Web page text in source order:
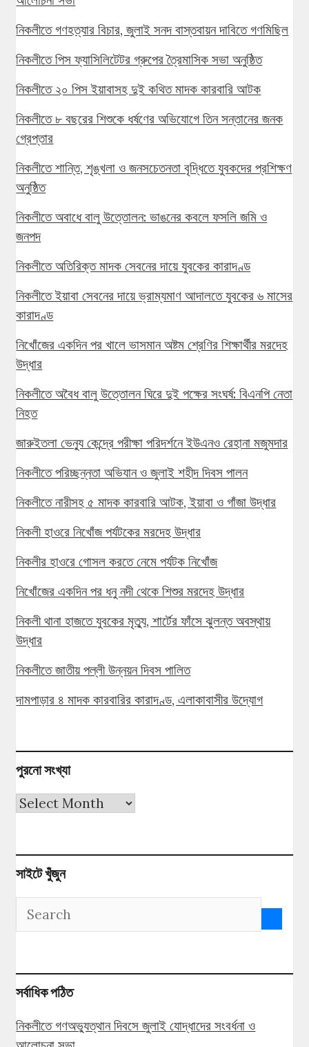
নিকলীতে গণহত্যার বিচার, জুলাই সনদ বাস্তবায়ন দাবিতে গণমিছিল
নিকলীতে পিস ফ্যাসিলিটেটর গ্রুপের ত্রৈমাসিক সভা অনুষ্ঠিত
নিকলীতে ২০ পিস ইয়াবাসহ দুই কথিত মাদক কারবারি আটক
নিকলীতে ৮ বছরের শিশুকে ধর্ষণের অভিযোগে তিন সন্তানের জনক
গ্রেপ্তার
নিকলীতে শান্তি, শৃঙ্খলা ও জনসচেতনতা বৃদ্ধিতে যুবকদের প্রশিক্ষণ
অনুষ্ঠিত
নিকলীতে অবাধে বালু উত্তোলন: ভাঙনের কবলে ফসলি জমি ও
জনপদ
নিকলীতে অতিরিক্ত মাদক সেবনের দায়ে যুবকের কারাদণ্ড
নিকলীতে ইয়াবা সেবনের দায়ে ভ্রাম্যমাণ আদালতে যুবকের ৬ মাসের
কারাদণ্ড
নিখোঁজের একদিন পর খালে ভাসমান অষ্টম শ্রেণির শিক্ষার্থীর মরদেহ
উদ্ধার
নিকলীতে অবৈধ বালু উত্তোলন ঘিরে দুই পক্ষের সংঘর্ষ: বিএনপি নেতা
নিহত
জারুইতলা ভেন্যু কেন্দ্রে পরীক্ষা পরিদর্শনে ইউএনও রেহানা মজুমদার
নিকলীতে পরিচ্ছন্নতা অভিযান ও জুলাই শহীদ দিবস পালন
নিকলীতে নারীসহ ৫ মাদক কারবারি আটক, ইয়াবা ও গাঁজা উদ্ধার
নিকলী হাওরে নিখোঁজ পর্যটকের মরদেহ উদ্ধার
নিকলীর হাওরে গোসল করতে নেমে পর্যটক নিখোঁজ
নিখোঁজের একদিন পর ধনু নদী থেকে শিশুর মরদেহ উদ্ধার
নিকলী থানা হাজতে যুবকের মৃত্যু, শার্টের ফাঁসে ঝুলন্ত অবস্থায়
উদ্ধার
নিকলীতে জাতীয় পল্লী উন্নয়ন দিবস পালিত
দামপাড়ার ৪ মাদক কারবারির কারাদণ্ড, এলাকাবাসীর উদ্যোগ
পুরনো সংখ্যা
পুরনো
সাইটে খুঁজুন
সর্বাধিক পঠিত
নিকলীতে গণঅভ্যুত্থান দিবসে জুলাই যোদ্ধাদের সংবর্ধনা ও